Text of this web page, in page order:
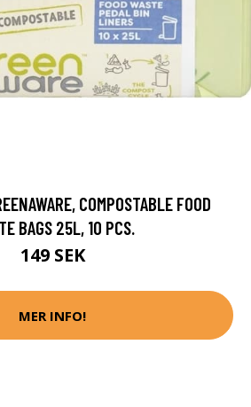
COMPOSTABLE FOOD
BAGS 25L, 10 PCS.
149 SEK
MER INFO!